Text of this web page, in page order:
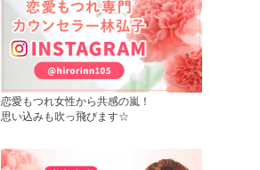
恋愛もつれ女性から共感の嵐！
思い込みも吹っ飛びます☆